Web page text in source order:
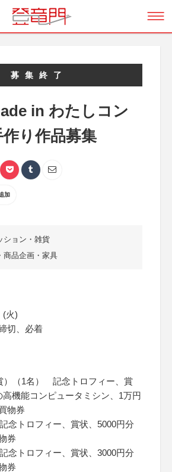
募集終了
in わたしコン
り作品募集
加
ション・雑貨
商品企画・家具
(火)
切、必着
）（1名） 記念トロフィー、賞
機能コンピュータミシン、1万円
物券
念トロフィー、賞状、5000円分
券
念トロフィー、賞状、3000円分
券